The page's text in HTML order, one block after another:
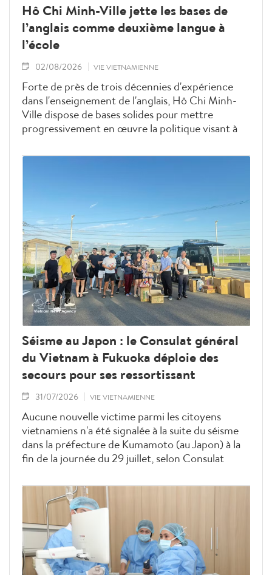
Hô Chi Minh-Ville jette les bases de
l’anglais comme deuxième langue à
l’école
02/08/2026 VIE VIETNAMIENNE
Forte de près de trois décennies d'expérience
dans l'enseignement de l'anglais, Hô Chi Minh-
Ville dispose de bases solides pour mettre
progressivement en œuvre la politique visant à
établissements scolaires. La ville mise sur la
cette langue.
Séisme au Japon : le Consulat général
du Vietnam à Fukuoka déploie des
secours pour ses ressortissant
31/07/2026 VIE VIETNAMIENNE
Aucune nouvelle victime parmi les citoyens
vietnamiens n'a été signalée à la suite du séisme
dans la préfecture de Kumamoto (au Japon) à la
fin de la journée du 29 juillet, selon Consulat